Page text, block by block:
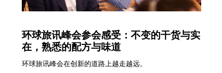
环球旅讯峰会参会感受：不变的干货与实
在，熟悉的配方与味道
环球旅讯峰会在创新的道路上越走越远。